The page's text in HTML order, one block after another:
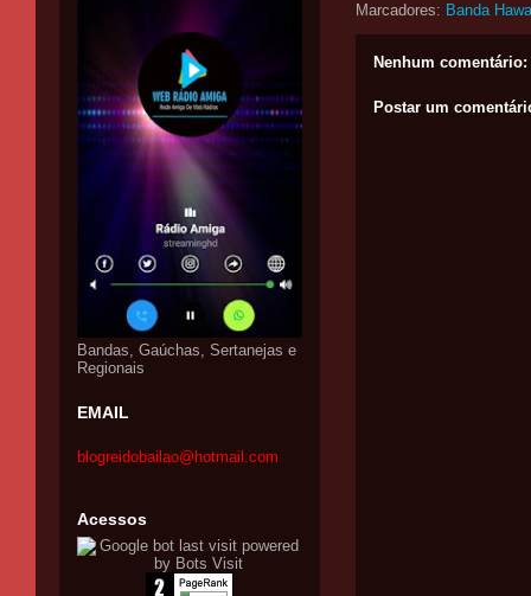
Marcadores: Banda
Nenhum comentário:
Postar um
Bandas, Gaúchas, Sertanejas e
Regionais
EMAIL
blogreidobailao@hotmail.com
Acessos